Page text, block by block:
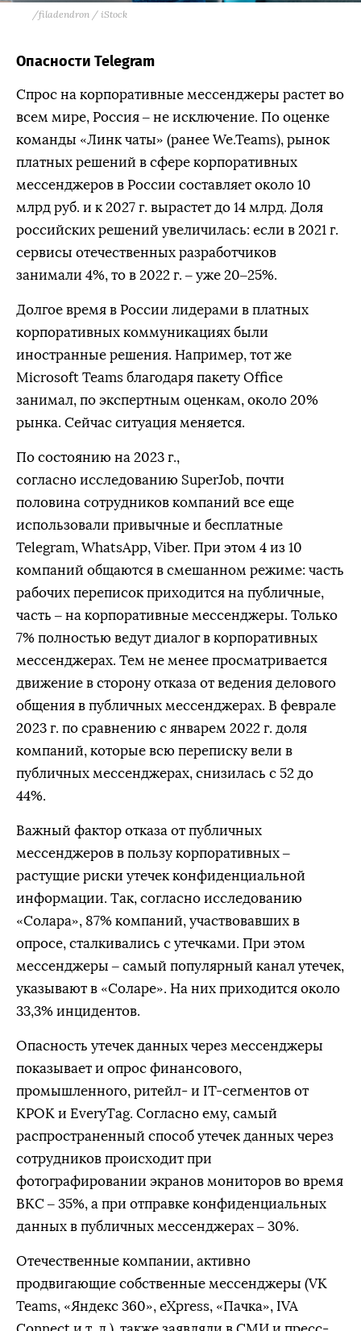
/filadendron / iStock
Опасности Telegram
Спрос на корпоративные мессенджеры растет во
всем мире, Россия – не исключение. По оценке
команды «Линк чаты» (ранее We.Teams), рынок
платных решений в сфере корпоративных
мессенджеров в России составляет около 10
млрд руб. и к 2027 г. вырастет до 14 млрд. Доля
российских решений увеличилась: если в 2021 г.
сервисы отечественных разработчиков
занимали 4%, то в 2022 г. – уже 20–25%.
Долгое время в России лидерами в платных
корпоративных коммуникациях были
иностранные решения. Например, тот же
Microsoft Teams благодаря пакету Office
занимал, по экспертным оценкам, около 20%
рынка. Сейчас ситуация меняется.
По состоянию на 2023 г.,
согласно исследованию SuperJob, почти
половина сотрудников компаний все еще
использовали привычные и бесплатные
Telegram, WhatsApp, Viber. При этом 4 из 10
компаний общаются в смешанном режиме: часть
рабочих переписок приходится на публичные,
часть – на корпоративные мессенджеры. Только
7% полностью ведут диалог в корпоративных
мессенджерах. Тем не менее просматривается
движение в сторону отказа от ведения делового
общения в публичных мессенджерах. В феврале
2023 г. по сравнению с январем 2022 г. доля
компаний, которые всю переписку вели в
публичных мессенджерах, снизилась с 52 до
44%.
Важный фактор отказа от публичных
мессенджеров в пользу корпоративных –
растущие риски утечек конфиденциальной
информации. Так, согласно исследованию
«Солара», 87% компаний, участвовавших в
опросе, сталкивались с утечками. При этом
мессенджеры – самый популярный канал утечек,
указывают в «Соларе». На них приходится около
33,3% инцидентов.
Опасность утечек данных через мессенджеры
показывает и опрос финансового,
промышленного, ритейл- и IТ-сегментов от
КРОК и EveryTag. Согласно ему, самый
распространенный способ утечек данных через
сотрудников происходит при
фотографировании экранов мониторов во время
ВКС – 35%, а при отправке конфиденциальных
данных в публичных мессенджерах – 30%.
Отечественные компании, активно
продвигающие собственные мессенджеры (VK
Teams, «Яндекс 360», eXpress, «Пачка», IVA